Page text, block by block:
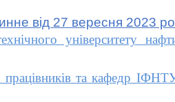
від 27 вересня 2023
університету
та кафедр